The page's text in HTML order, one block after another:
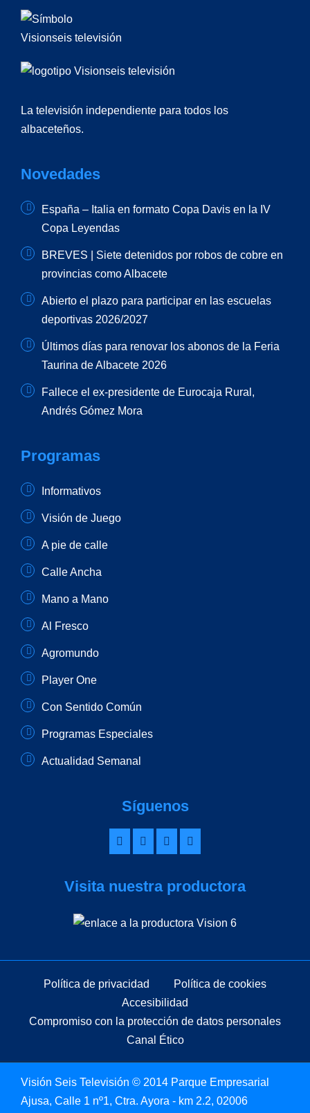
La televisión independiente para todos los
albaceteños.
Novedades
España – Italia en formato Copa Davis en la IV
Copa Leyendas
BREVES | Siete detenidos por robos de cobre en
provincias como Albacete
Abierto el plazo para participar en las escuelas
deportivas 2026/2027
Últimos días para renovar los abonos de la Feria
Taurina de Albacete 2026
Fallece el ex-presidente de Eurocaja Rural,
Andrés Gómez Mora
Programas
Informativos
Visión de Juego
A pie de calle
Calle Ancha
Mano a Mano
Al Fresco
Agromundo
Player One
Con Sentido Común
Programas Especiales
Actualidad Semanal
Síguenos
Visita nuestra productora
Política de privacidad
Política de cookies
Accesibilidad
Compromiso con la protección de datos personales
Canal Ético
Visión Seis Televisión © 2014 Parque Empresarial
Ajusa, Calle 1 nº1, Ctra. Ayora - km 2.2, 02006